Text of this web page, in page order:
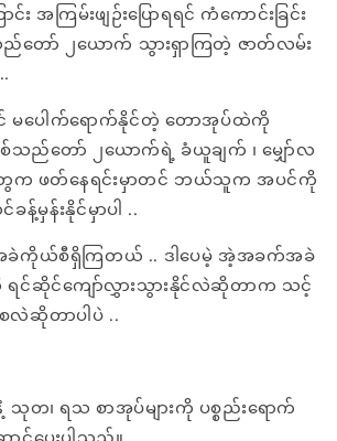
း အကြမ်းဖျဉ်းပြောရရင် ကံကောင်းခြင်း
တော် ၂ယောက် သွားရှာကြတဲ့ ဇာတ်လမ်း
င် မပေါက်ရောက်နိုင်တဲ့ တောအုပ်ထဲကို
သည်တော် ၂ယောက်ရဲ့ ခံယူချက် ၊ မျှော်လ
ေက ဖတ်နေရင်းမှာတင် ဘယ်သူက အပင်ကို
မှန်းနိုင်မှာပါ ..
ကိုယ်စီရှိကြတယ် .. ဒါပေမဲ့ အဲ့အခက်အခဲ
ဆိုင်ကျော်လွှားသွားနိုင်လဲဆိုတာက သင့်
ဆိုတာပါပဲ ..
သုတ၊ ရသ စာအုပ်များကို ပစ္စည်းရောက်
ာင်ပေးပါသည်။